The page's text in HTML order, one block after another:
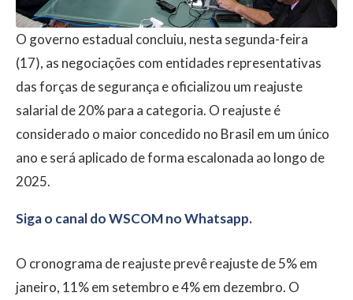
O governo estadual concluiu, nesta segunda-feira
(17), as negociações com entidades representativas
das forças de segurança e oficializou um reajuste
salarial de 20% para a categoria. O reajuste é
considerado o maior concedido no Brasil em um único
ano e será aplicado de forma escalonada ao longo de
2025.
Siga o canal do WSCOM no Whatsapp.
O cronograma de reajuste prevê reajuste de 5% em
janeiro, 11% em setembro e 4% em dezembro. O